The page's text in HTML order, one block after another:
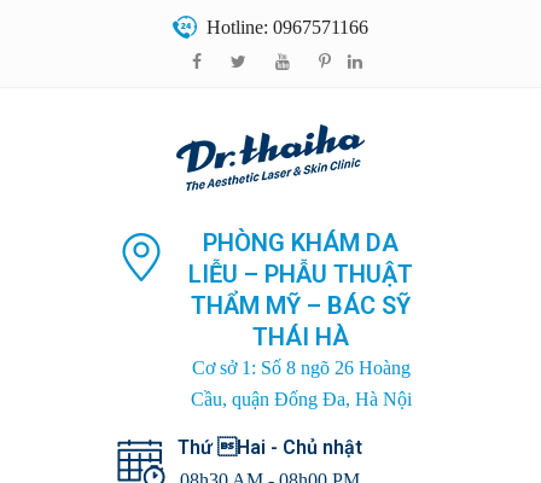
Hotline: 0967571166
PHÒNG KHÁM DA
LIỄU – PHẪU THUẬT
THẨM MỸ – BÁC SỸ
THÁI HÀ
Cơ sở 1: Số 8 ngõ 26 Hoàng
Cầu, quận Đống Đa, Hà Nội
Thứ Hai - Chủ nhật